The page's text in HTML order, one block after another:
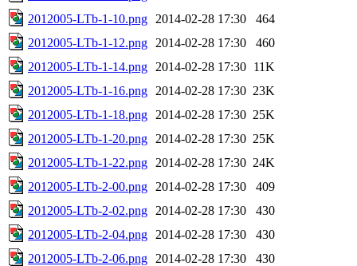
2012005-LTb-1-10.png
2014-02-28 17:30
464
2012005-LTb-1-12.png
2014-02-28 17:30
460
2012005-LTb-1-14.png
2014-02-28 17:30 11K
2012005-LTb-1-16.png
2014-02-28 17:30 23K
2012005-LTb-1-18.png
2014-02-28 17:30 25K
2012005-LTb-1-20.png
2014-02-28 17:30 25K
2012005-LTb-1-22.png
2014-02-28 17:30 24K
2012005-LTb-2-00.png
2014-02-28 17:30
409
2012005-LTb-2-02.png
2014-02-28 17:30
430
2012005-LTb-2-04.png
2014-02-28 17:30
430
2012005-LTb-2-06.png
2014-02-28 17:30
430